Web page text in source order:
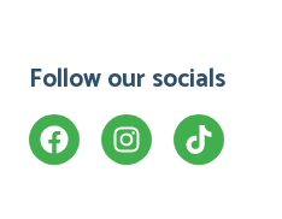
Follow our socials